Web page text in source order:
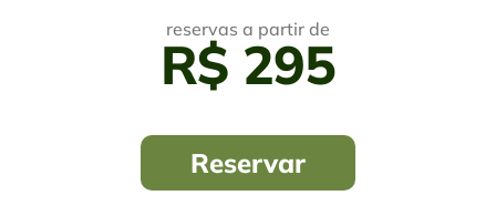
reservas a partir de
R$ 295
Reservar